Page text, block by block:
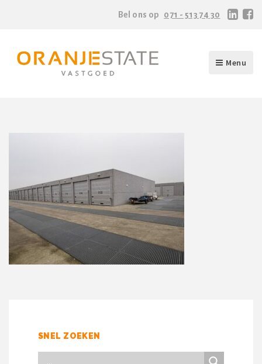
Bel ons op 071 - 513 74 30
Menu
SNEL ZOEKEN